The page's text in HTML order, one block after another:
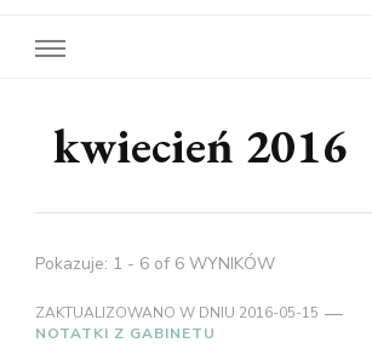
kwiecień 2016
Pokazuje: 1 - 6 of 6 WYNIKÓW
ZAKTUALIZOWANO W DNIU 2016-05-15
NOTATKI Z GABINETU